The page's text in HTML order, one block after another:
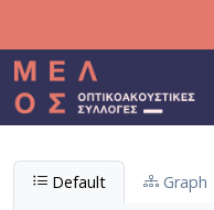
Default Graph